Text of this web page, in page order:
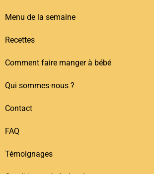
Menu de la semaine
Recettes
Comment faire manger à bébé
Qui sommes-nous ?
Contact
FAQ
Témoignages